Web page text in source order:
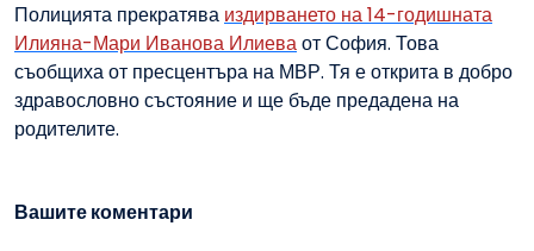
Полицията прекратява издирването на 14-годишната
Илияна-Мари Иванова Илиеваот София. Това
съобщиха от пресцентъра на МВР. Тя е открита в добро
здравословно състояние и ще бъде предадена на
родителите.
Вашите коментари